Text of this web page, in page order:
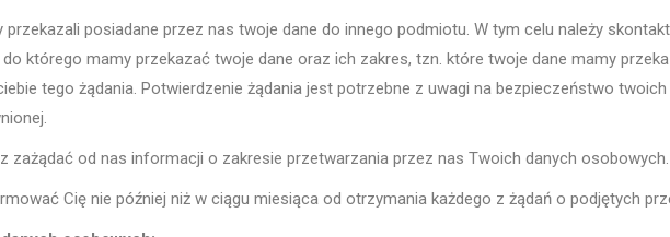
przekazali posiadane przez nas twoje dane do innego podmiotu. W tym celu należy
którego mamy przekazać twoje dane oraz ich zakres, tzn. które twoje dane mamy
tego żądania. Potwierdzenie żądania jest potrzebne z uwagi na bezpieczeństwo
zażądać od nas informacji o zakresie przetwarzania przez nas Twoich danych osobowych.
Cię nie później niż w ciągu miesiąca od otrzymania każdego z żądań o podjętych